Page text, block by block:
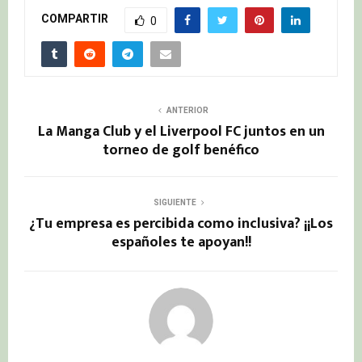
COMPARTIR 0
ANTERIOR
La Manga Club y el Liverpool FC juntos en un
torneo de golf benéfico
SIGUIENTE
¿Tu empresa es percibida como inclusiva? ¡¡Los
españoles te apoyan!!